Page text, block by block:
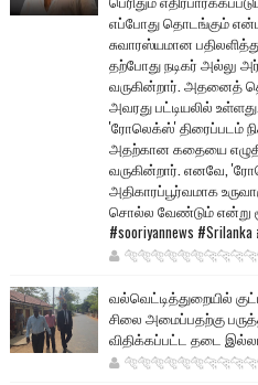
எப்போது தொடங்கும்
சுவாரஸ்யமான
தற்போது நடிகர் அல்லு
வருகின்றார். அதனைத்
அவரது பட்டியலில்
'ரோலெக்ஸ்' திரைப்படம்
அதற்கான கதையை
வருகின்றார். எனவே,
அதிகாரப்பூர்வமாக
சொல்ல வேண்டும் என்று
#sooriyannews
வல்வெட்டித்துறையில்
சிலை அமைப்பதற்கு
விதிக்கப்பட்ட தடை